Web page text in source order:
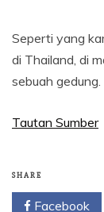
Seperti yang
di Thailand, di
sebuah gedung.
Tautan Sumber
SHARE
Facebook